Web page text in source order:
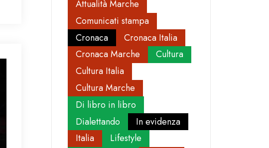
Attualità Marche
Comunicati stampa
Cronaca
Cronaca Italia
Cronaca Marche
Cultura
Cultura Italia
Cultura Marche
Di libro in libro
Dialettando
In evidenza
Italia
Lifestyle